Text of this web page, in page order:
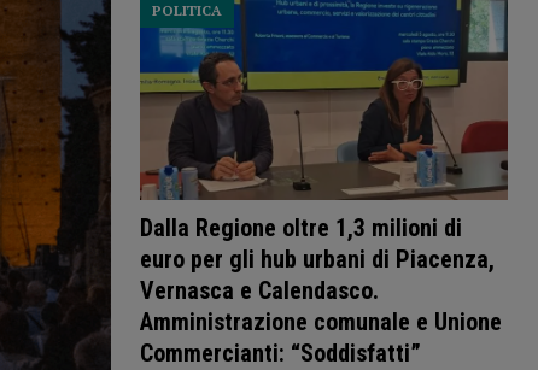
Dalla Regione oltre 1,3 milioni di
euro per gli hub urbani di Piacenza,
Vernasca e Calendasco.
Amministrazione comunale e Unione
Commercianti: “Soddisfatti”
POLITICA